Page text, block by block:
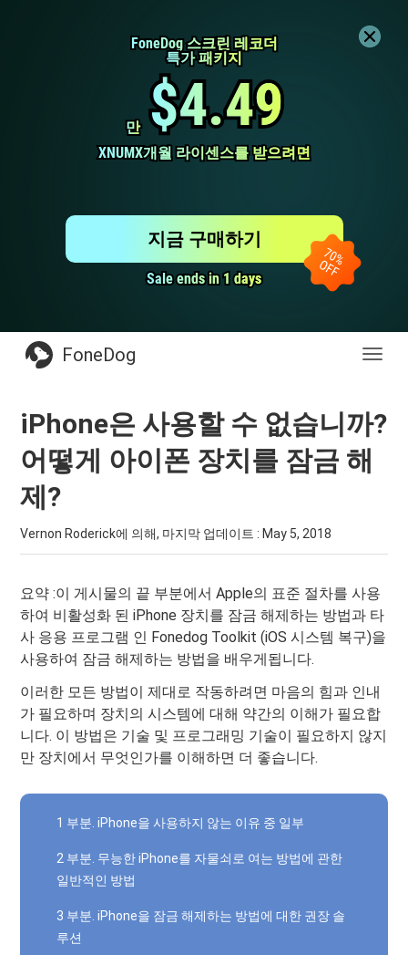
FoneDog 스크린 레코더
FoneDog 스크린 레코더
특가 패키지
특가 패키지
만
만 $4.49
$4.49
XNUMX개월 라이센스를 받으려면
XNUMX개월 라이센스를 받으려면
Sale ends in 1 days
Sale ends in 1 days
지금 구매하기
전
FoneDog
iPhone은 사용할 수 없습니까?
어떻게 아이폰 장치를 잠금 해
제?
Vernon Roderick에 의해, 마지막 업데이트 : May 5, 2018
요약 :이 게시물의 끝 부분에서 Apple의 표준 절차를 사용
하여 비활성화 된 iPhone 장치를 잠금 해제하는 방법과 타
사 응용 프로그램 인 Fonedog Toolkit (iOS 시스템 복구)을
사용하여 잠금 해제하는 방법을 배우게됩니다.
이러한 모든 방법이 제대로 작동하려면 마음의 힘과 인내
가 필요하며 장치의 시스템에 대해 약간의 이해가 필요합
니다. 이 방법은 기술 및 프로그래밍 기술이 필요하지 않지
만 장치에서 무엇인가를 이해하면 더 좋습니다.
1 부분. iPhone을 사용하지 않는 이유 중 일부
2 부분. 무능한 iPhone를 자물쇠로 여는 방법에 관한
일반적인 방법
3 부분. iPhone을 잠금 해제하는 방법에 대한 권장 솔
루션